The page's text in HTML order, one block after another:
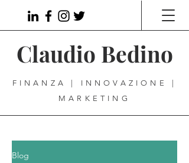
Claudio Bedino
FINANZA | INNOVAZIONE |
MARKETING
Blog